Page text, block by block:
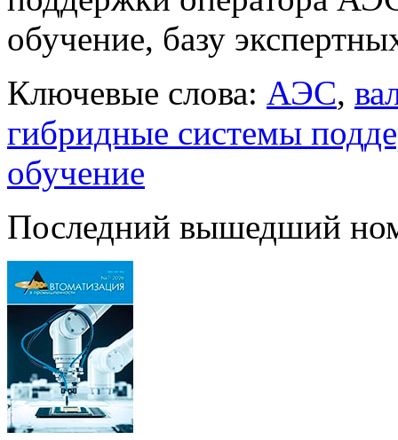
обучение, базу
Ключевые слова: АЭС,
гибридные системы
обучение
Последний вышедший